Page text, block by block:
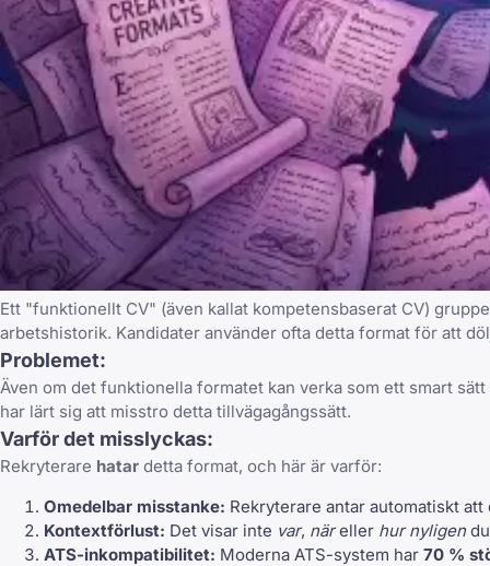
Ett "funktionellt CV" (även kallat kompetensbaserat CV)
arbetshistorik. Kandidater använder ofta detta format för att
Problemet:
Även om det funktionella formatet kan verka som ett smart
har lärt sig att misstro detta tillvägagångssätt.
Varför det misslyckas:
Rekryterare hatar detta format, och här är varför:
Omedelbar misstanke: Rekryterare antar automatiskt
Kontextförlust: Det visar inte var, näreller hur nyligendu
ATS-inkompatibilitet: Moderna ATS-system har 70 %